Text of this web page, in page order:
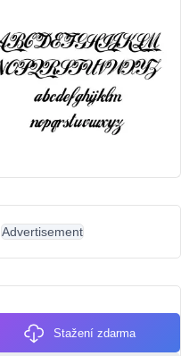
Advertisement
Stažení zdarma